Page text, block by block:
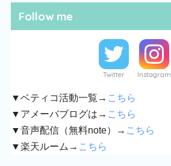
Follow me
Twitter Instagram
▼ベティコ活動一覧→ こちら
▼アメーバブログは→ こちら
▼音声配信（無料note）→ こちら
▼楽天ルーム→ こちら